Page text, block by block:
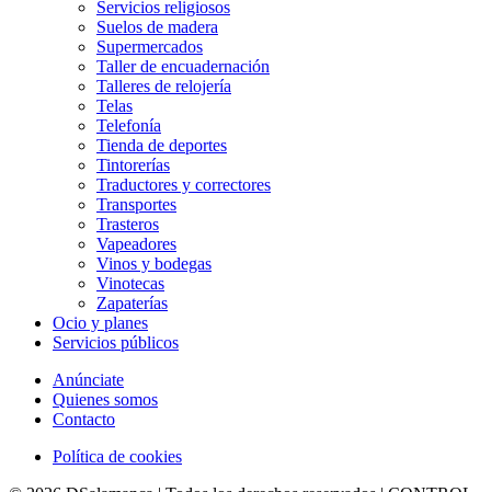
Servicios religiosos
Suelos de madera
Supermercados
Taller de encuadernación
Talleres de relojería
Telas
Telefonía
Tienda de deportes
Tintorerías
Traductores y correctores
Transportes
Trasteros
Vapeadores
Vinos y bodegas
Vinotecas
Zapaterías
Ocio y planes
Servicios públicos
Anúnciate
Quienes somos
Contacto
Política de cookies